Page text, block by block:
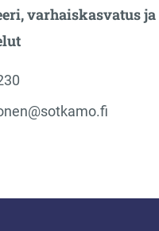
varhaiskasvatus